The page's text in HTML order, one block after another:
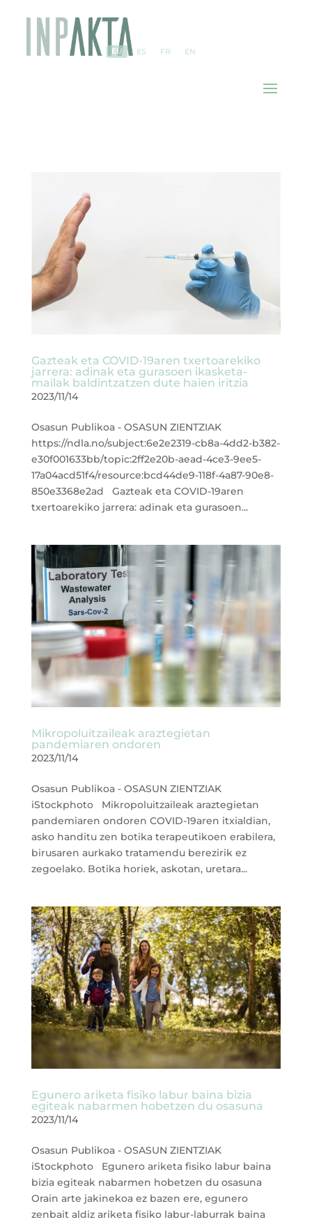
EU ES FR EN
Gazteak eta COVID-19aren txertoarekiko
jarrera: adinak eta gurasoen ikasketa-
mailak baldintzatzen dute haien iritzia
2023/11/14
Osasun Publikoa - OSASUN ZIENTZIAK
https://ndla.no/subject:6e2e2319-cb8a-4dd2-b382-
e30f001633bb/topic:2ff2e20b-aead-4ce3-9ee5-
17a04acd51f4/resource:bcd44de9-118f-4a87-90e8-
850e3368e2ad Gazteak eta COVID-19aren
txertoarekiko jarrera: adinak eta gurasoen...
Mikropoluitzaileak araztegietan
pandemiaren ondoren
2023/11/14
Osasun Publikoa - OSASUN ZIENTZIAK
iStockphoto Mikropoluitzaileak araztegietan
pandemiaren ondoren COVID-19aren itxialdian,
asko handitu zen botika terapeutikoen erabilera,
birusaren aurkako tratamendu berezirik ez
zegoelako. Botika horiek, askotan, uretara...
Egunero ariketa fisiko labur baina bizia
egiteak nabarmen hobetzen du osasuna
2023/11/14
Osasun Publikoa - OSASUN ZIENTZIAK
iStockphoto Egunero ariketa fisiko labur baina
bizia egiteak nabarmen hobetzen du osasuna
Orain arte jakinekoa ez bazen ere, egunero
zenbait aldiz ariketa fisiko labur-laburrak baina